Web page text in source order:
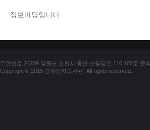
정보마당입니다
우편번호 24209 강원도 춘천시 동면 소양강로 110 102호 문
Copyright © 2015 강원점자도서관. All rights reserved.